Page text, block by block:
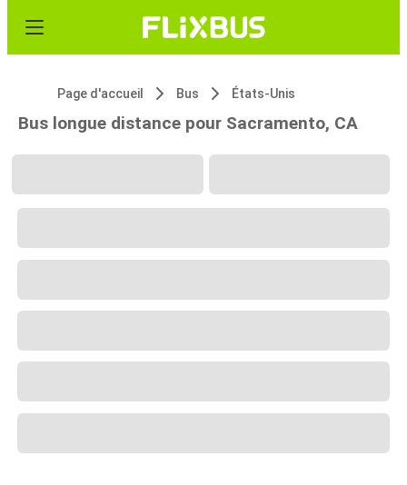
Page d'accueil Bus États-Unis
Bus longue distance pour Sacramento, CA